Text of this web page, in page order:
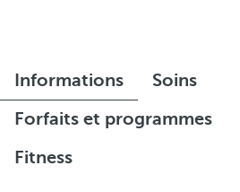
Informations
Soins
Forfaits et programmes
Fitness